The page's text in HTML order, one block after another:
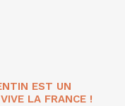
EST UN
LA FRANCE !